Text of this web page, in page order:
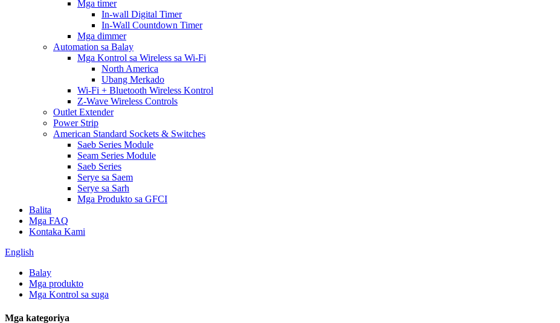
Mga timer
In-wall Digital Timer
In-Wall Countdown Timer
Mga dimmer
Automation sa Balay
Mga Kontrol sa Wireless sa Wi-Fi
North America
Ubang Merkado
Wi-Fi + Bluetooth Wireless Kontrol
Z-Wave Wireless Controls
Outlet Extender
Power Strip
American Standard Sockets & Switches
Saeb Series Module
Seam Series Module
Saeb Series
Serye sa Saem
Serye sa Sarh
Mga Produkto sa GFCI
Balita
Mga FAQ
Kontaka Kami
English
Balay
Mga produkto
Mga Kontrol sa suga
Mga kategoriya